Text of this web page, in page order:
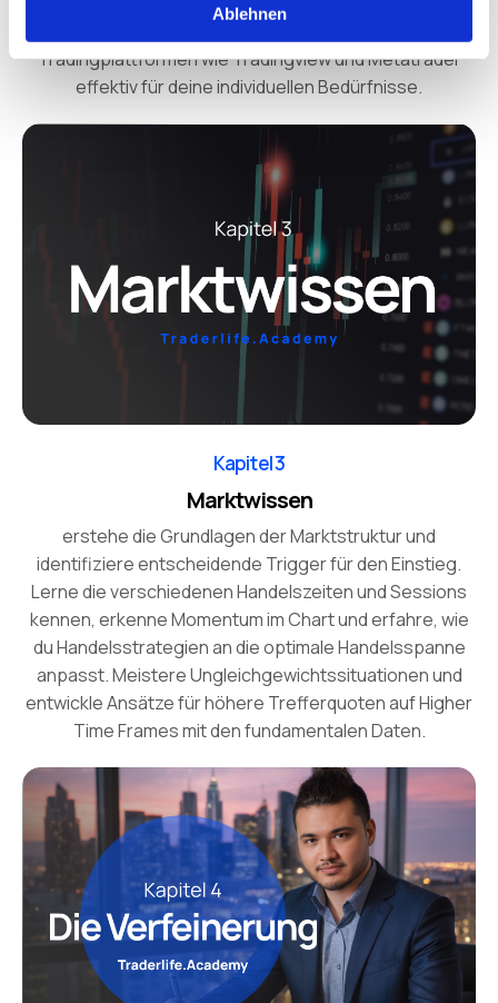
Ablehnen
Tradingplattformen wie Tradingview und Metatrader
effektiv für deine individuellen Bedürfnisse.
Kapitel 3
Marktwissen
erstehe die Grundlagen der Marktstruktur und
identifiziere entscheidende Trigger für den Einstieg.
Lerne die verschiedenen Handelszeiten und Sessions
kennen, erkenne Momentum im Chart und erfahre, wie
du Handelsstrategien an die optimale Handelsspanne
anpasst. Meistere Ungleichgewichtssituationen und
entwickle Ansätze für höhere Trefferquoten auf Higher
Time Frames mit den fundamentalen Daten.